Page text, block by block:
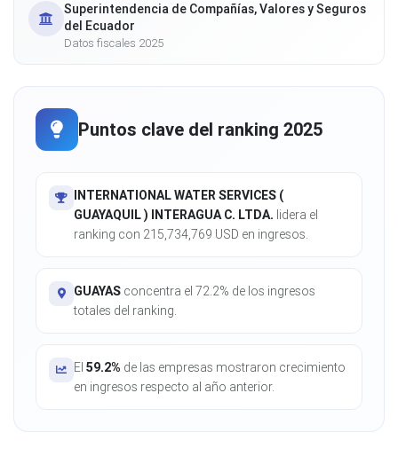
Superintendencia de Compañías, Valores y Seguros
del Ecuador
Datos fiscales 2025
Puntos clave del ranking 2025
INTERNATIONAL WATER SERVICES (
GUAYAQUIL ) INTERAGUA C. LTDA. lidera el
ranking con 215,734,769 USD en ingresos.
GUAYAS concentra el 72.2% de los ingresos
totales del ranking.
El 59.2% de las empresas mostraron crecimiento
en ingresos respecto al año anterior.